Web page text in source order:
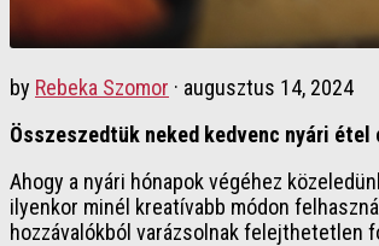
by Rebeka Szomor · augusztus 14, 2024
Összeszedtük neked kedvenc nyári
Ahogy a nyári hónapok végéhez
ilyenkor minél kreatívabb módon
hozzávalókból varázsolnak felejthetetlen